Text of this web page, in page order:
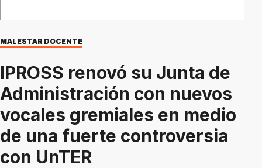
MALESTAR DOCENTE
IPROSS renovó su Junta de
Administración con nuevos
vocales gremiales en medio
de una fuerte controversia
con UnTER